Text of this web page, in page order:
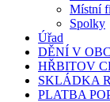
Místní
Spolky
Úřad
DĚNÍ V
HŘBITOV
SKLÁDKA
PLATBA